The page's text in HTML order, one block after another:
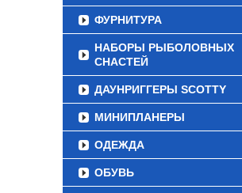
ФУРНИТУРА
НАБОРЫ РЫБОЛОВНЫХ
СНАСТЕЙ
ДАУНРИГГЕРЫ SCOTTY
МИНИПЛАНЕРЫ
ОДЕЖДА
ОБУВЬ